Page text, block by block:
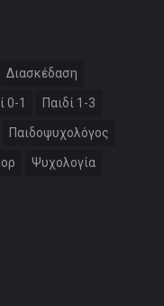
Διασκέδαση
0-1 Παιδί 1-3
Παιδοψυχολόγος
Ψυχολογία